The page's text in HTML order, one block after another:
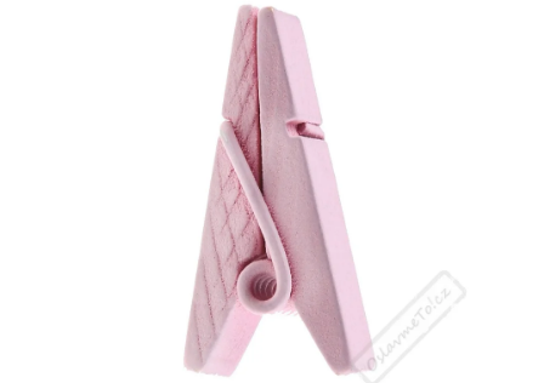
SVATEBNÍ DOPLŇKY
BARVY NA OBLIČEJ A VLASY
DORTOVÉ SVÍČKY A OZDOBY